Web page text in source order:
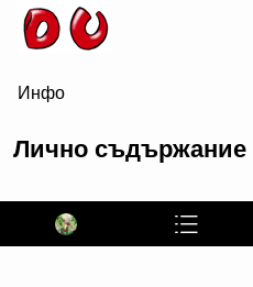
border=0>
Инфо
Лично съдържание